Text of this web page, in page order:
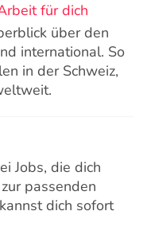
für dich
über den
international. So
in der Schweiz,
Jobs, die dich
passenden
dich sofort